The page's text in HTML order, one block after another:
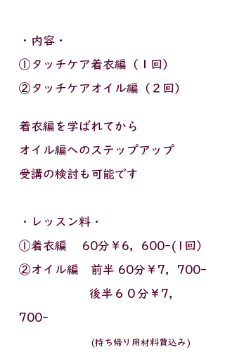
​・内容・
①タッチケア着衣編（１回）
②タッチケアオイル編（２回）
着衣編を学ばれてから
オイル編へのステップアップ
受講の検討も 可能です
・レッスン料・
①着衣編 60分￥6，600-(1回）
②オイル編 前半 60分￥7，700-
後半６０分￥7，
700-
(持ち帰り用材料費込み)